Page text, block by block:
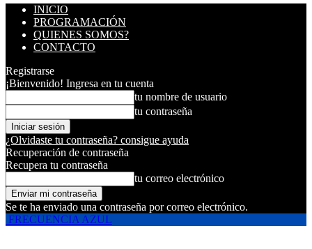
INICIO
PROGRAMACIÓN
QUIENES SOMOS?
CONTACTO
Registrarse
¡Bienvenido! Ingresa en tu cuenta
tu nombre de usuario
tu contraseña
¿Olvidaste tu contraseña? consigue ayuda
Recuperación de contraseña
Recupera tu contraseña
tu correo electrónico
Se te ha enviado una contraseña por correo electrónico.
FRECUENCIA AZUL